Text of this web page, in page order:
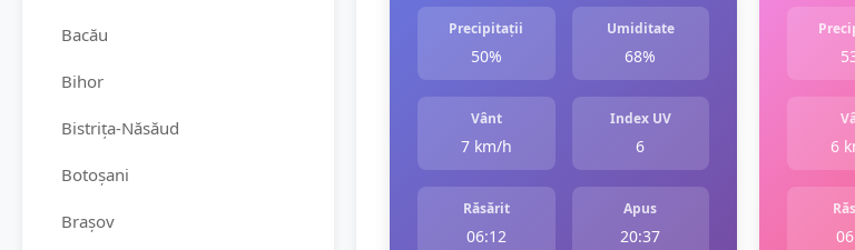
Bacău
Bihor
Bistrița-Năsăud
Botoșani
Brașov
Precipitații
50%
Umiditate
68%
Vânt
7 km/h
Index UV
6
Răsărit
06:12
Apus
20:37
6